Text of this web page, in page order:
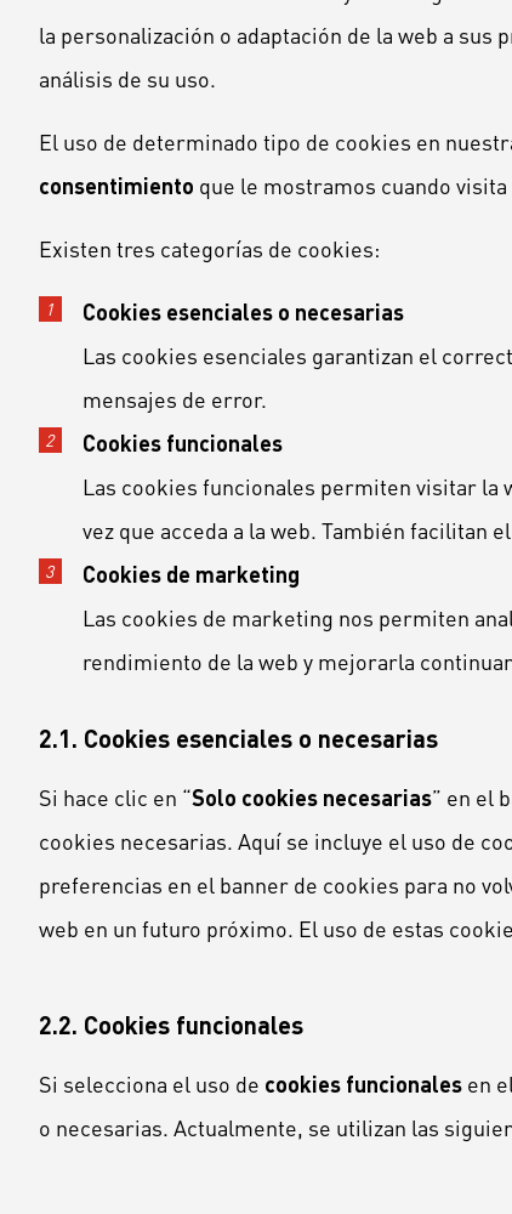
la personalización o adaptación de la web a
análisis de su uso.
El uso de determinado tipo de cookies en
consentimiento que le mostramos cuando
Existen tres categorías de cookies:
Cookies esenciales o necesarias
Las cookies esenciales garantizan el
mensajes de error.
Cookies funcionales
Las cookies funcionales permiten visitar la
vez que acceda a la web. También facilitan
Cookies de marketing
Las cookies de marketing nos permiten
rendimiento de la web y mejorarla
2.1. Cookies esenciales o necesarias
Si hace clic en “Solo cookies necesarias” en el
cookies necesarias. Aquí se incluye el uso de
preferencias en el banner de cookies para no
web en un futuro próximo. El uso de estas
2.2. Cookies funcionales
Si selecciona el uso de cookies funcionales en
o necesarias. Actualmente, se utilizan las